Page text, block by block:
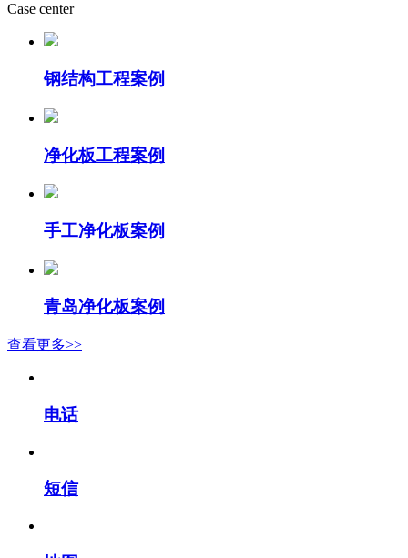
Case center
钢结构工程案例
净化板工程案例
手工净化板案例
青岛净化板案例
查看更多>>
电话
短信